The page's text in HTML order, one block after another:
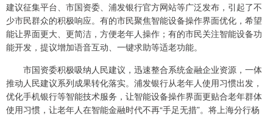
建议征集平台、市国资委、浦发银行官方网站等广泛发布，引起了不
少市民群众的积极响应。有的市民聚焦智能设备操作界面优化，希望
能让界面更大、更简洁，方便老年人操作；有的市民关注智能设备功
能开发，提议增加语音互动、一键求助等适老功能。
市国资委积极吸纳人民建议，迅速整合系统金融企业资源，一体
推动人民建议系列成果转化落实。浦发银行从老年人使用习惯出发，
优化手机银行等智能技术服务，让智能设备操作界面更贴合老年群体
使用习惯，让老年人在智能金融时代不再“手足无措”。将上海分行杨